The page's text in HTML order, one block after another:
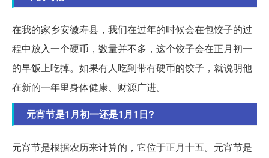
在我的家乡安徽寿县，我们在过年的时候会在包饺子的过
程中放入一个硬币，数量并不多，这个饺子会在正月初一
的早饭上吃掉。如果有人吃到带有硬币的饺子，就说明他
在新的一年里身体健康、财源广进。
元宵节是1月初一还是1月1日?
元宵节是根据农历来计算的，它位于正月十五。元宵节是